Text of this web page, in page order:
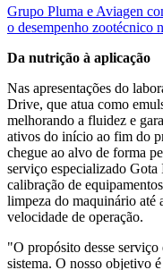
Grupo Pluma e Aviagen
o desempenho zootécnico
Da nutrição à aplicação
Nas apresentações do
Drive, que atua como
melhorando a fluidez e
ativos do início ao fim do
chegue ao alvo de forma
serviço especializado Gota
calibração de
limpeza do maquinário até
velocidade de operação.
"O propósito desse
sistema. O nosso objetivo